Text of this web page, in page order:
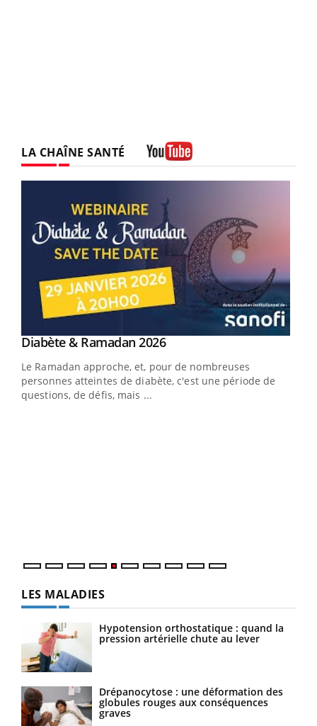
LA CHAÎNE SANTÉ
Youtube
Diabète & Ramadan 2026Youtube
Le Ramadan approche, et, pour de nombreuses
personnes atteintes de diabète, c'est une période de
questions, de défis, mais ...
Youtube
Un « jumeau numérique » pour faciliter l’accès
Un établissement lié à un groupe mutualiste innove en
matière de bilan de santé : l'utilisation d'un « jumeau
LES MALADIES
Hypotension orthostatique : quand la
pression artérielle chute au lever
Drépanocytose : une déformation des
globules rouges aux conséquences
graves